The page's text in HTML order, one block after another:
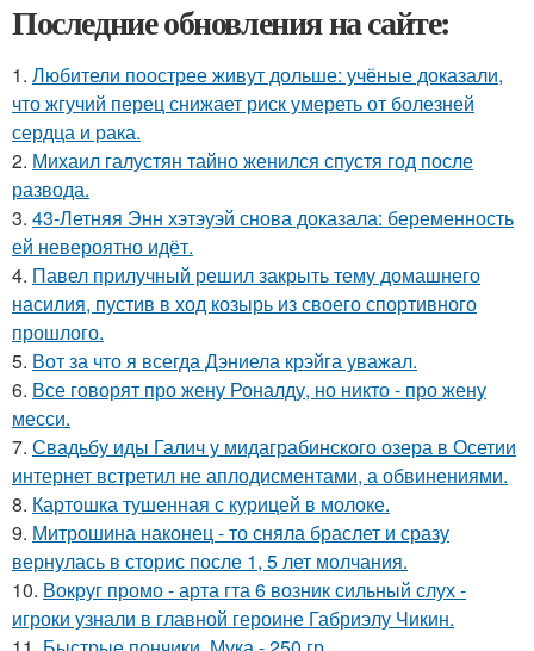
Последние обновления на сайте:
1. Любители поострее живут дольше: учёные доказали,
что жгучий перец снижает риск умереть от болезней
сердца и рака.
2. Михаил галустян тайно женился спустя год после
развода.
3. 43-Летняя Энн хэтэуэй снова доказала: беременность
ей невероятно идёт.
4. Павел прилучный решил закрыть тему домашнего
насилия, пустив в ход козырь из своего спортивного
прошлого.
5. Вот за что я всегда Дэниела крэйга уважал.
6. Все говорят про жену Роналду, но никто - про жену
месси.
7. Свадьбу иды Галич у мидаграбинского озера в Осетии
интернет встретил не аплодисментами, а обвинениями.
8. Картошка тушенная с курицей в молоке.
9. Митрошина наконец - то сняла браслет и сразу
вернулась в сторис после 1, 5 лет молчания.
10. Вокруг промо - арта гта 6 возник сильный слух -
игроки узнали в главной героине Габриэлу Чикин.